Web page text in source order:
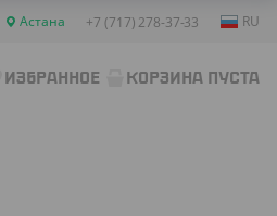
Астана +7 (717) 278-37-33 RU
ИЗБРАННОЕ КОРЗИНА ПУСТА